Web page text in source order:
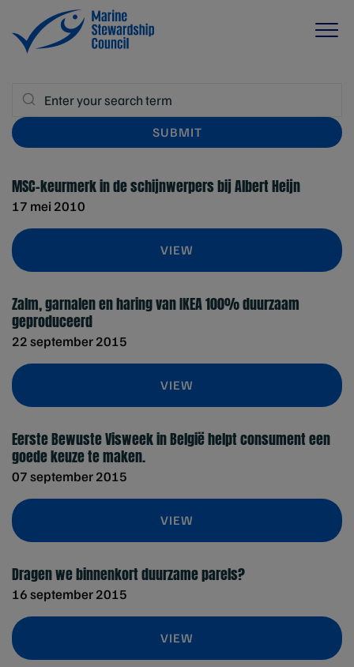
MSC-keurmerk in de schijnwerpers bij Albert Heijn
17 mei 2010
VIEW
Zalm, garnalen en haring van IKEA 100% duurzaam
geproduceerd
22 september 2015
VIEW
Eerste Bewuste Visweek in België helpt consument een
goede keuze te maken.
07 september 2015
VIEW
Dragen we binnenkort duurzame parels?
16 september 2015
VIEW